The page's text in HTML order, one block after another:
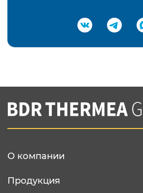
Подтвердить e-mail
Вы соглашаетесь с нашей
конфеденциальности
О компании
Продукция